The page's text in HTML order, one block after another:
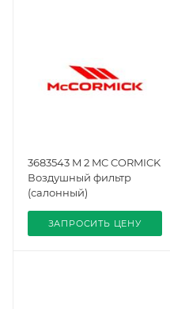
3683543 M 2 MC CORMICK
Воздушный фильтр
(салонный)
ЗАПРОСИТЬ ЦЕНУ